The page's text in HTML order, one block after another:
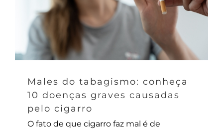
Males do tabagismo: conheça
10 doenças graves causadas
pelo cigarro
O fato de que cigarro faz mal é de